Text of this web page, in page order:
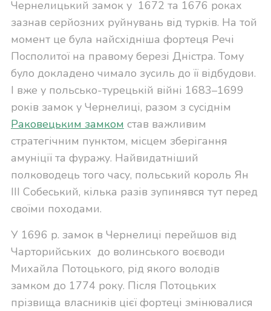
Чернелицький замок у 1672 та 1676 роках
зазнав серйозних руйнувань від турків. На той
момент це була найсхідніша фортеця Речі
Посполитої на правому березі Дністра. Тому
було докладено чимало зусиль до її відбудови.
І вже у польсько-турецькій війні 1683–1699
років замок у Чернелиці, разом з сусіднім
Раковецьким замком став важливим
стратегічним пунктом, місцем зберігання
амуніції та фуражу. Найвидатніший
полководець того часу, польський король Ян
ІІІ Собеський, кілька разів зупинявся тут перед
своїми походами.
У 1696 р. замок в Чернелиці перейшов від
Чарторийських до волинського воєводи
Михайла Потоцького, рід якого володів
замком до 1774 року. Після Потоцьких
прізвища власників цієї фортеці змінювалися